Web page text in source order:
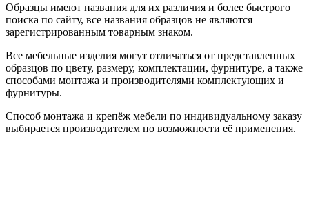
Образцы имеют названия для их различия и более быстрого
поиска по сайту, все названия образцов не являются
зарегистрированным товарным знаком.
Все мебельные изделия могут отличаться от представленных
образцов по цвету, размеру, комплектации, фурнитуре, а также
способами монтажа и производителями комплектующих и
фурнитуры.
Способ монтажа и крепёж мебели по индивидуальному заказу
выбирается производителем по возможности её применения.